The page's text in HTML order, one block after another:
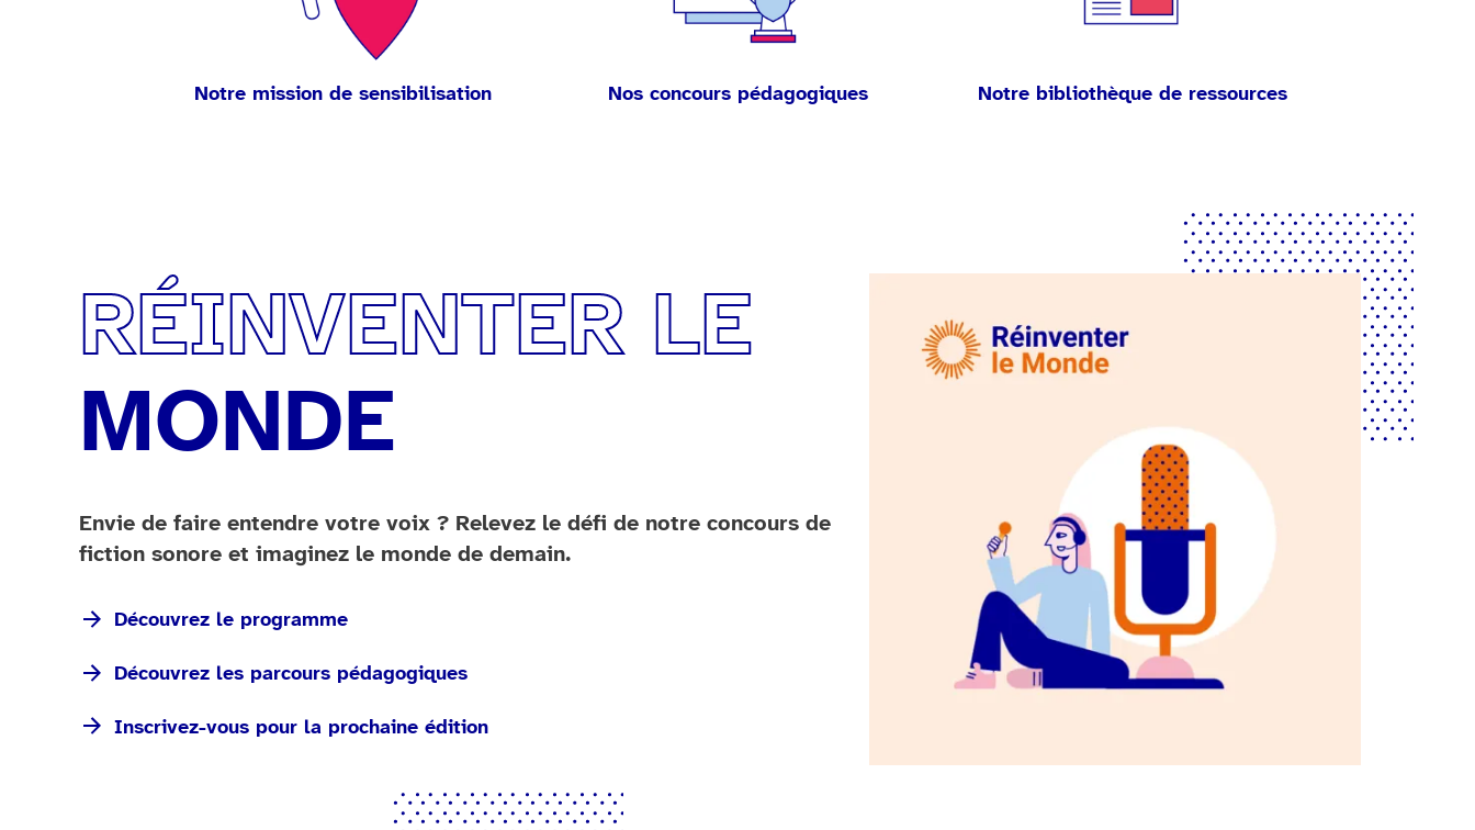
Notre mission de sensibilisation Nos concours pédagogiques Notre bibliothèque de ressources
RÉINVENTER LE
MONDE
Envie de faire entendre votre voix ? Relevez le défi de notre concours de
fiction sonore et imaginez le monde de demain.
Découvrez le programme
Découvrez les parcours pédagogiques
Inscrivez-vous pour la prochaine édition